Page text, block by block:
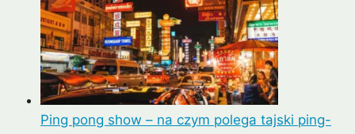
Ping pong show – na czym polega tajski ping-